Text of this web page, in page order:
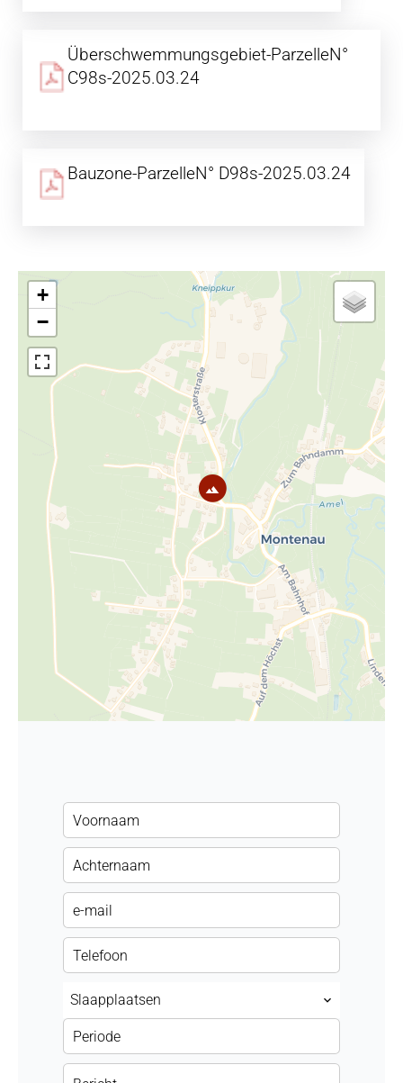
Überschwemmungsgebiet-ParzelleN°
C98s-2025.03.24
Bauzone-ParzelleN° D98s-2025.03.24
+
−
Slaapplaatsen